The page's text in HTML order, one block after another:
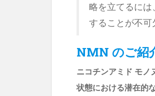
略を立てるに
することが不可
NMN のご紹
ニコチンアミド モ
状態における潜在的